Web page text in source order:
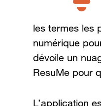
les termes les
numérique
dévoile un
ResuMe pour
L’application